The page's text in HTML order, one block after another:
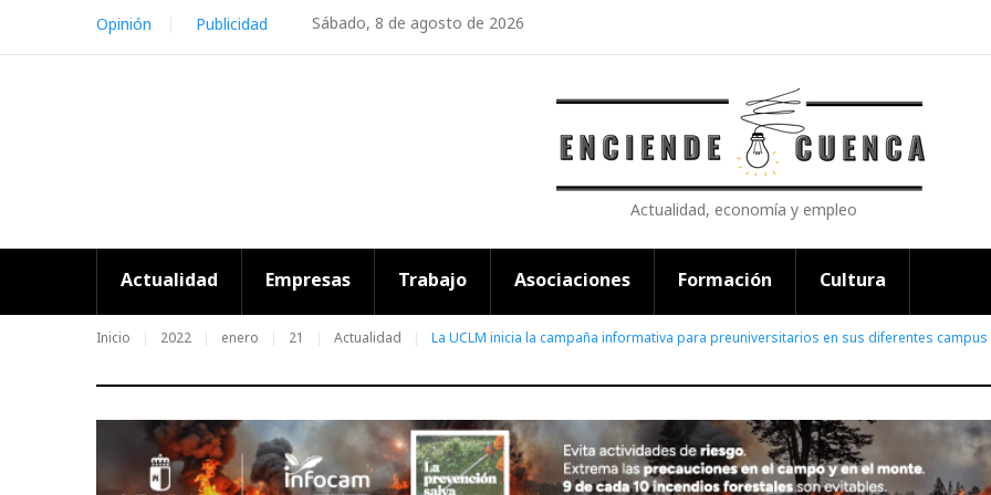
content
Sábado, 8 de agosto de 2026
Opinión Publicidad
Actualidad, economía y empleo
Actualidad Empresas Trabajo Asociaciones Formación Cultura
Inicio 2022 enero 21 Actualidad La UCLM inicia la campaña informativa para preuniversitarios en sus diferentes campus